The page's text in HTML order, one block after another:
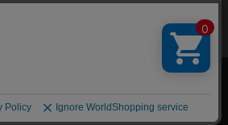
ドのユーズド・セレクトショップ
ALLEY CO., LTD. ALL RIGHTS RESERVED.